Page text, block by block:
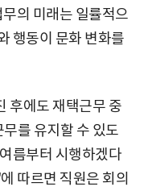
의 미래는 일률적으
행동이 문화 변화를
후에도 재택근무 중
를 유지할 수 있도
름부터 시행하겠다
따르면 직원은 회의